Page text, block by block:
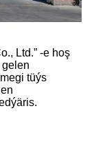
Ltd.” -e hoş
tüýs